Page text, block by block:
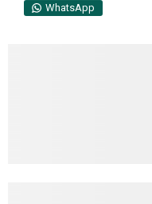
WhatsApp